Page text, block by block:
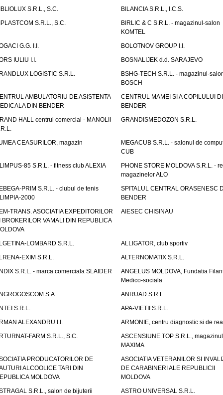
S.R.L., S.C.
BILANCIA S.R.L., I.C.S.
S.R.L., S.C.
BIRLIC & C S.R.L. - magazinul-salon
KOMTEL
G.G. I.I.
BOLOTNOV GROUP I.I.
IULIU I.I.
BOSNALIJEK d.d. SARAJEVO
LOGISTIC S.R.L.
BSHG-TECH S.R.L. - magazinul-
BOSCH
AMBULATORIU DE ASISTENTA
DIN BENDER
CENTRUL MAMEI SI A COPILULUI
BENDER
HALL centrul comercial - MANOLII
GRANDISMEDOZON S.R.L.
CEASURILOR, magazin
MEGACUB S.R.L. - salonul de
CUB
85 S.R.L. - fitness club ALEXIA
PHONE STORE MOLDOVA S.R.L. -
magazinelor ALO
PRIM S.R.L. - clubul de tenis
2000
SPITALUL CENTRAL ORASENESC
BENDER
TRANS. ASOCIATIA EXPEDITORILOR
BROKERILOR VAMALI DIN REPUBLICA
AIESEC CHISINAU
LOMBARD S.R.L.
ALLIGATOR, club sportiv
EXIM S.R.L.
ALTERNOMATIX S.R.L.
S.R.L. - marca comerciala SLAIDER
ANGELUS MOLDOVA, Fundatia
Medico-sociala
S.A.
ANRUAD S.R.L.
S.R.L.
APA-VIETII S.R.L.
ALEXANDRU I.I.
ARMONIE, centru diagnostic si de
FARM S.R.L., S.C.
ASCENSIUNE TOP S.R.L., magazinul
MAXIMA
PRODUCATORILOR DE
ALCOOLICE TARI DIN
MOLDOVA
ASOCIATIA VETERANILOR SI
DE CARABINERI ALE REPUBLICII
MOLDOVA
S.R.L., salon de bijuterii
ASTRO UNIVERSAL S.R.L.